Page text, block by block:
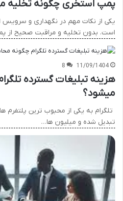
پمپ استخری چگونه تخلیه
یکی از نکات مهم در نگهداری و
است. بدون تخلیه و مراقبت صحیح از
11/09/1404
8
هزینه تبلیغات گسترده
میشود؟
تلگرام به یکی از محبوب ترین پلتفرم
تبدیل شده و میلیون ها…